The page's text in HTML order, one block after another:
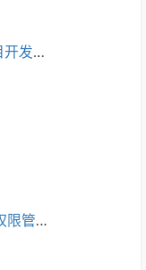
Vue + Spring Boot 全栈商城项目开发培训
Spring Boot 和 Bootstrap 搭建权限管理系统培训